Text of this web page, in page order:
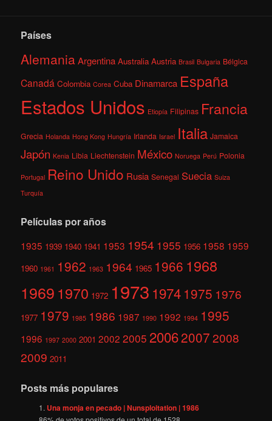
Países
AlemaniaArgentina Australia Austria Brasil Bulgaria Bélgica
Canadá Colombia Corea Cuba Dinamarca España
Estados Unidos Etiopía Filipinas Francia
Grecia Holanda Hong Kong Hungría Irlanda Israel Italia Jamaica
Japón Kenia Libia Liechtenstein México Noruega Perú Polonia
Portugal Reino Unido Rusia Senegal Suecia Suiza
Turquía
Películas por años
1935 1939 1940 1941 1953 1954 1955 1956 1958 1959
1960 1961 1962 1963 1964 1965 1966 1968
1969 1970 1972 1973 1974 1975 1976
1977 1979 1985 1986 1987 1990 1992 1994 1995
1996 1997 2000 2001 2002 2005 200620072008
2009 2011
Posts más populares
Una monja en pecado | Nunsploitation | 1986